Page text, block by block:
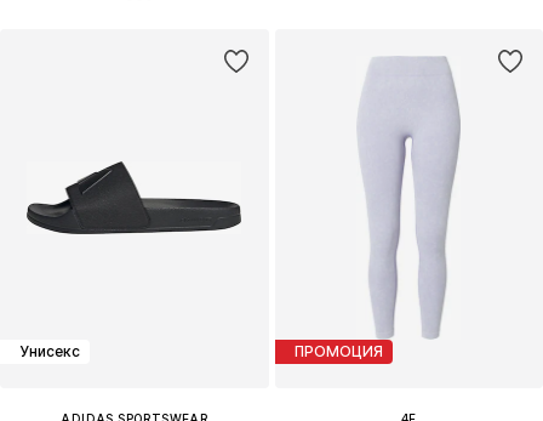
Унисекс
ADIDAS SPORTSWEAR
ПРОМОЦИЯ
4F